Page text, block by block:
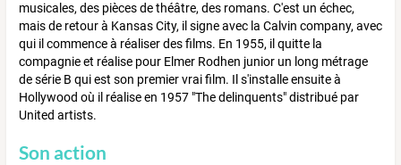
musicales, des pièces de théâtre, des romans. C'est un échec,
mais de retour à Kansas City, il signe avec la Calvin company, avec
qui il commence à réaliser des films. En 1955, il quitte la
compagnie et réalise pour Elmer Rodhen junior un long métrage
de série B qui est son premier vrai film. Il s'installe ensuite à
Hollywood où il réalise en 1957 "The delinquents" distribué par
United artists.
Son action